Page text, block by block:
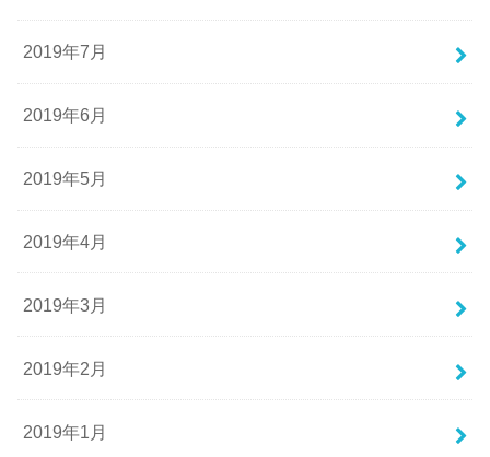
2019年7月
2019年6月
2019年5月
2019年4月
2019年3月
2019年2月
2019年1月